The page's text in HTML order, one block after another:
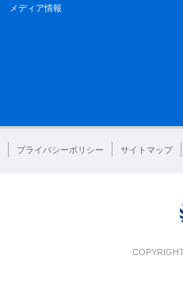
メディア情報
プライバシーポリシー サイトマップ